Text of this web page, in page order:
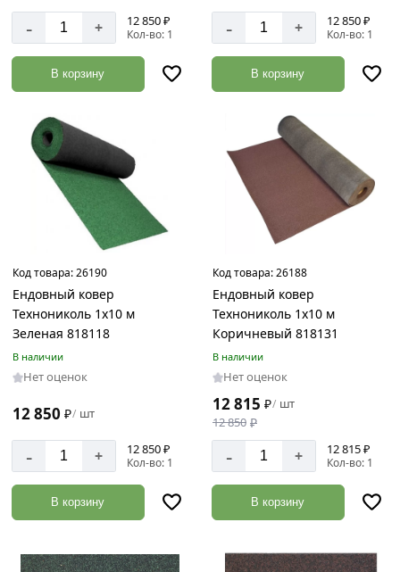
- + 12 850 ₽
Кол-во: 1
В корзину
- + 12 850 ₽
Кол-во: 1
В корзину
Код товара:26190
Ендовный ковер
Технониколь 1х10 м
Зеленая 818118
В наличии
Нет оценок
12 850 ₽/ шт
- + 12 850 ₽
Кол-во: 1
В корзину
Код товара:26188
Ендовный ковер
Технониколь 1х10 м
Коричневый 818131
В наличии
Нет оценок
12 815 ₽/ шт
12 850 ₽
- + 12 815 ₽
Кол-во: 1
В корзину